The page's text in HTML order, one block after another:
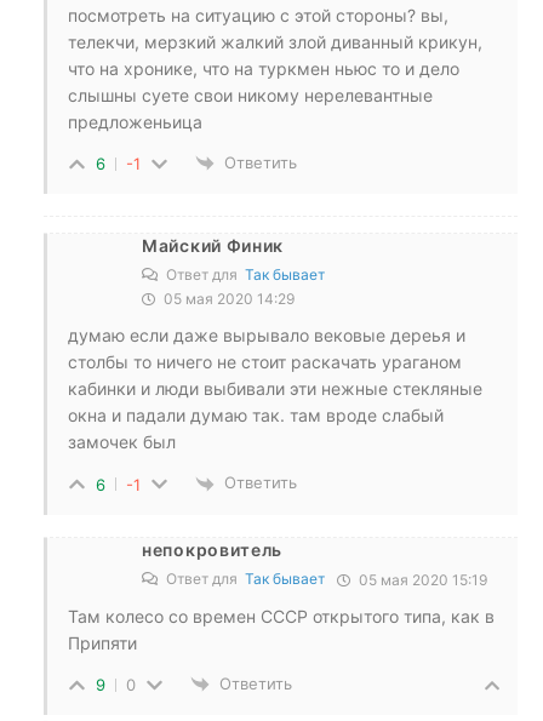
посмотреть на ситуацию с этой стороны? вы,
телекчи, мерзкий жалкий злой диванный крикун,
что на хронике, что на туркмен ньюс то и дело
слышны суете свои никому нерелевантные
предложеньица
6 -1 Ответить
Майский Финик
Ответ для Так бывает
05 мая 2020 14:29
думаю если даже вырывало вековые дереья и
столбы то ничего не стоит раскачать ураганом
кабинки и люди выбивали эти нежные стекляные
окна и падали думаю так. там вроде слабый
замочек был
6 -1 Ответить
непокровитель
Ответ для Так бывает 05 мая 2020 15:19
Там колесо со времен СССР открытого типа, как в
Припяти
9 0 Ответить